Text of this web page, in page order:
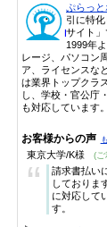
ぷらっ
引に特
サイト」
1999年
レージ、パソコン
ア、ライセンスな
は業界トップクラ
し、学校・官公庁
も対応しています。
お客様からの声
東京大学/K様 (ご
“
請求書払い
しておりま
に対応して
す。